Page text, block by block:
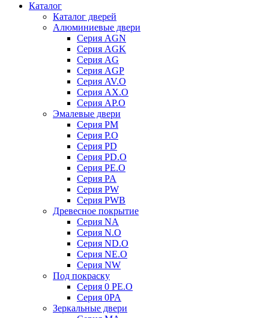
Каталог
Каталог дверей
Алюминиевые двери
Серия AGN
Серия AGK
Серия AG
Серия AGP
Серия AV.O
Серия AX.O
Серия AP.O
Эмалевые двери
Серия PM
Серия P.O
Серия PD
Серия PD.O
Серия PE.O
Серия PA
Серия PW
Серия PWB
Древесное покрытие
Серия NA
Серия N.O
Серия ND.O
Серия NE.O
Серия NW
Под покраску
Серия 0 PE.O
Серия 0PA
Зеркальные двери